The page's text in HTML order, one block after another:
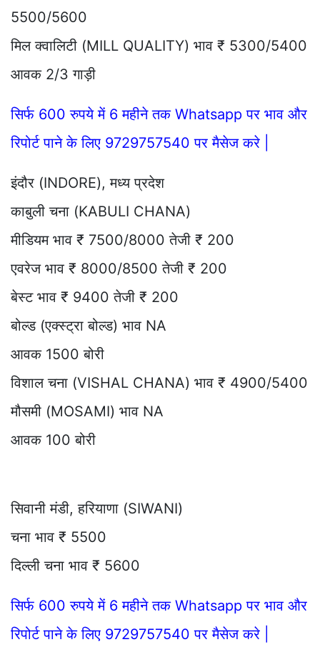
5500/5600
मिल क्वालिटी (MILL QUALITY) भाव ₹ 5300/5400
आवक 2/3 गाड़ी
सिर्फ 600 रुपये में 6 महीने तक Whatsapp पर भाव और
रिपोर्ट पाने के लिए 9729757540 पर मैसेज करे |
इंदौर (INDORE), मध्य प्रदेश
काबुली चना (KABULI CHANA)
मीडियम भाव ₹ 7500/8000 तेजी ₹ 200
एवरेज भाव ₹ 8000/8500 तेजी ₹ 200
बेस्ट भाव ₹ 9400 तेजी ₹ 200
बोल्ड (एक्स्ट्रा बोल्ड) भाव NA
आवक 1500 बोरी
विशाल चना (VISHAL CHANA) भाव ₹ 4900/5400
मौसमी (MOSAMI) भाव NA
आवक 100 बोरी
सिवानी मंडी, हरियाणा (SIWANI)
चना भाव ₹ 5500
दिल्ली चना भाव ₹ 5600
सिर्फ 600 रुपये में 6 महीने तक Whatsapp पर भाव और
रिपोर्ट पाने के लिए 9729757540 पर मैसेज करे |